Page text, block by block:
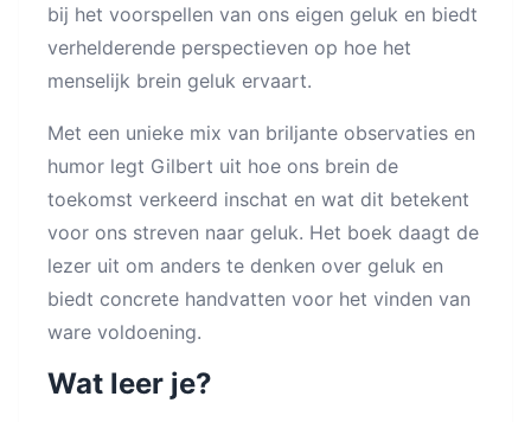
bij het voorspellen van ons eigen geluk en biedt
verhelderende perspectieven op hoe het
menselijk brein geluk ervaart.
Met een unieke mix van briljante observaties en
humor legt Gilbert uit hoe ons brein de
toekomst verkeerd inschat en wat dit betekent
voor ons streven naar geluk. Het boek daagt de
lezer uit om anders te denken over geluk en
biedt concrete handvatten voor het vinden van
ware voldoening.
Wat leer je?